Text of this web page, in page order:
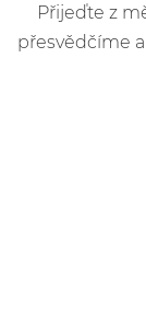
Přijeďte z
přesvědčíme